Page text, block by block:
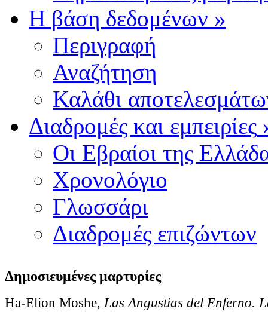
Η βάση δεδομένων »
Περιγραφή
Αναζήτηση
Καλάθι
Διαδρομές και εμπειρίες
Οι Εβραίοι της
Χρονολόγιο
Γλωσσάρι
Διαδρομές επιζώντων
Δημοσιευμένες μαρτυρίες
Ha-Elion Moshe,Las Angustias del Enferno.